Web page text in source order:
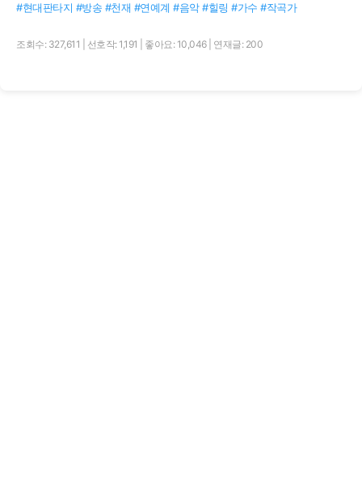
#현대판타지 #방송 #천재 #연예계 #음악 #힐링 #가수 #작곡가
조회수: 327,611 선호작: 1,191 좋아요: 10,046 연재글: 200